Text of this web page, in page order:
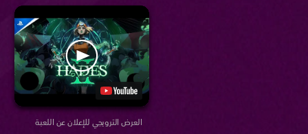
العرض الترويجي للإعلان عن اللعبة